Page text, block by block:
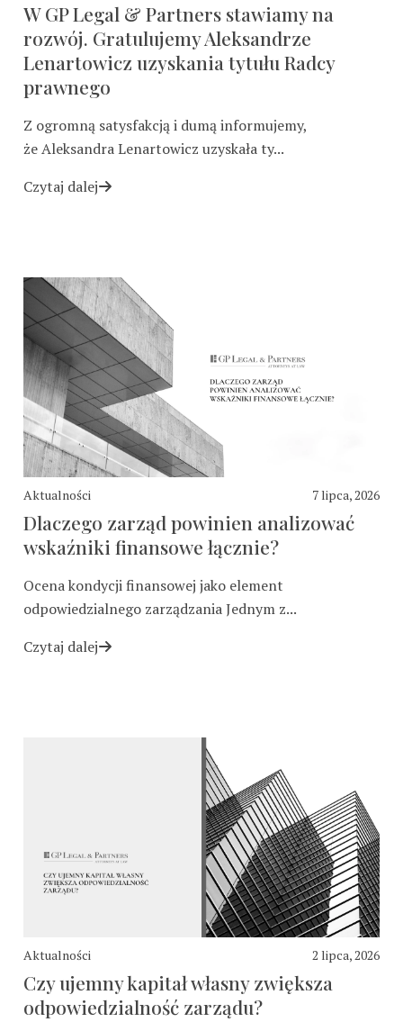
W GP Legal & Partners stawiamy na
rozwój. Gratulujemy Aleksandrze
Lenartowicz uzyskania tytułu Radcy
prawnego
Z ogromną satysfakcją i dumą informujemy,
że Aleksandra Lenartowicz uzyskała ty...
Czytaj dalej
Aktualności 7 lipca, 2026
Dlaczego zarząd powinien analizować
wskaźniki finansowe łącznie?
Ocena kondycji finansowej jako element
odpowiedzialnego zarządzania Jednym z...
Czytaj dalej
Aktualności 2 lipca, 2026
Czy ujemny kapitał własny zwiększa
odpowiedzialność zarządu?